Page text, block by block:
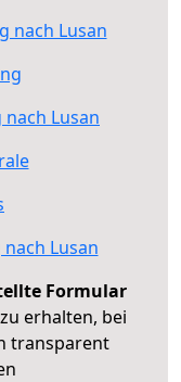
nach Lusan
Lusan
Lusan
Formular
erhalten, bei
transparent